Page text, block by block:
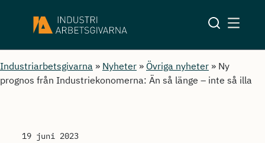
Industriarbetsgivarna » Nyheter » Övriga nyheter » Ny
prognos från Industriekonomerna: Än så länge – inte så illa
19 juni 2023